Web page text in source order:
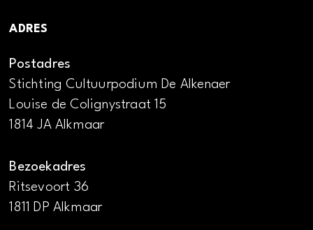
ADRES
Postadres
Stichting Cultuurpodium De Alkenaer
Louise de Colignystraat 15
1814 JA Alkmaar
Bezoekadres
Ritsevoort 36
1811 DP Alkmaar